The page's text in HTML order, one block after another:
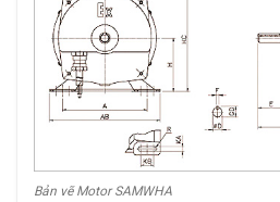
Bản vẽ Motor SAMWHA